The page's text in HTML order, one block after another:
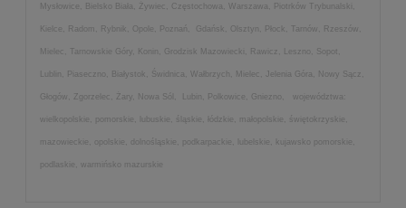
Mysłowice, Bielsko Biała, Żywiec, Częstochowa, Warszawa, Piotrków Trybunalski,
Kielce, Radom, Rybnik, Opole, Poznań, Gdańsk, Olsztyn, Płock, Tarnów, Rzeszów,
Mielec, Tarnowskie Góry, Konin, Grodzisk Mazowiecki, Rawicz, Leszno, Sopot,
Lublin, Piaseczno, Białystok, Świdnica, Wałbrzych, Mielec, Jelenia Góra, Nowy Sącz,
Głogów, Zgorzelec, Żary, Nowa Sól, Lubin, Polkowice, Gniezno, województwa:
wielkopolskie, pomorskie, lubuskie, śląskie, łódzkie, małopolskie, świętokrzyskie,
mazowieckie, opolskie, dolnośląskie, podkarpackie, lubelskie, kujawsko pomorskie,
podlaskie, warmińsko mazurskie